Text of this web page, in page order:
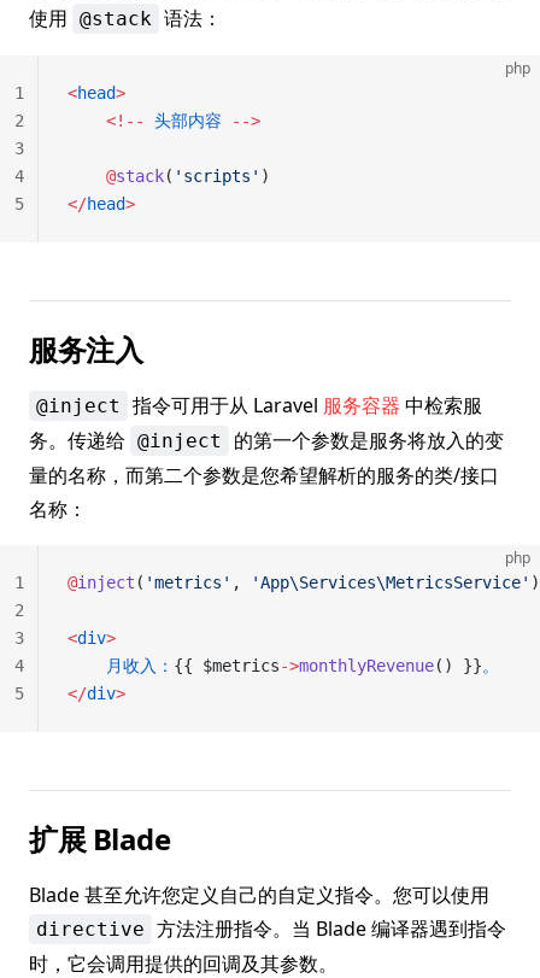
使用 @stack 语法：
php
<head>
    <!--
头部内容 -->
    @
stack( 'scripts' )
</head>
1
2
3
4
5
服务注入
@inject 指令可用于从 Laravel 服务容器 中检索服
务。传递给 @inject
的第一个参数是服务将放入的变
量的名称，而第二个参数是您希望解析的服务的类/接口
名称：
php
@inject ( 'metrics' , 'App\Services\MetricsService' )
<div>
    月收入：
{{ $metrics->monthlyRevenue() }}。
</div>
1
2
3
4
5
扩展 Blade
Blade 甚至允许您定义自己的自定义指令。您可以使用
directive 方法注册指令。当 Blade 编译器遇到指令
时，它会调用提供的回调及其参数。